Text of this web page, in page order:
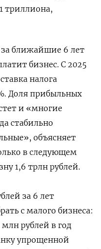
триллиона,
за ближайшие 6 лет
бизнес. С 2025
налога
Доля прибыльных
и «многие
стабильно
объясняет
в следующем
1,6 трлн рублей.
за 6 лет
с малого бизнеса:
рублей в год
упрощенной